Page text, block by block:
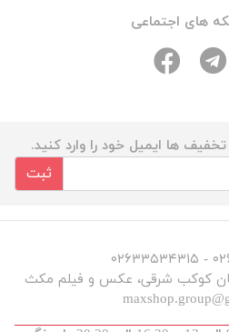
های اجتماعی
ها ایمیل خود را وارد کنید.
ثبت